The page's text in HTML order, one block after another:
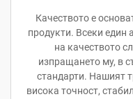
Качеството е
продукти. Всеки един
на качеството
изпращането му, в
стандарти. Нашият
висока точност,